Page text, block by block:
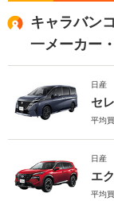
キャラバン
一メーカー
日産
セ
平均
日産
エ
平均